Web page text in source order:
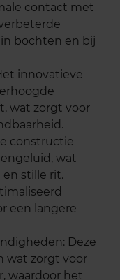
contact met
bochten en bij
innovatieve
wat zorgt voor
constructie
wat
en stille rit.
een langere
Deze
wat zorgt voor
waardoor het